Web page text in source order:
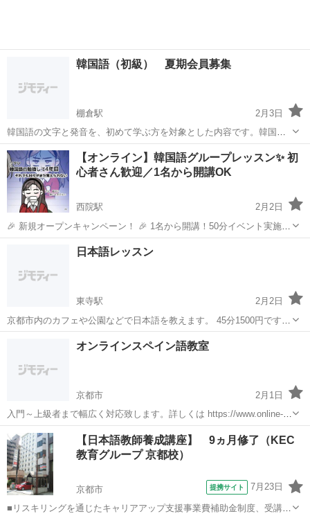
韓国語（初級） 夏期会員募集
棚倉駅
2月3日
韓国語の文字と発音を、初めて学ぶ方を対象とした内容です。韓国語
の文字（ハングル）は、ローマ字の様に母音と子音から成り立ってい
ます。 また、ハングルは世宗大王の時代に人為的に作られた文字で
す。その構造が分かれば読み書きができ、...
京都 木津川市 棚倉駅 韓国語 文字
【オンライン】韓国語グループレッスン✨ 初
心者さん歓迎／1名から開講OK
西院駅
2月2日
🎉 新規オープンキャンペーン！ 🎉 1名から開講！50分イベント実施
中！ オンライン新教室がオープンしました！ 私たちのオンラインスク
ールは何が違うの？ 独自のプログラムで、学習者の実力をしっかり伸
京都市 西院駅
日本語レッスン
東寺駅
2月2日
京都市内のカフェや公園などで日本語を教えます。 45分1500円です。
ネイティブスピーカーなのでなんでも聞いてください。幅広く教えま
す。 私は英語、スペインが話せるので少しは助けになれたらいいで
東寺駅 ネイティブスピーカー
オンラインスペイン語教室
京都市
2月1日
入門～上級者まで幅広く対応致します。詳しくは https://www.online-
tutor-gyoshin.com をご覧下さい。
京都 京都市 スペイン語 オンライン
【日本語教師養成講座】 9ヵ月修了（KEC
教育グループ 京都校）
京都市 提携サイト 7月23日
■リスキリングを通じたキャリアアップ支援事業費補助金制度、受講費